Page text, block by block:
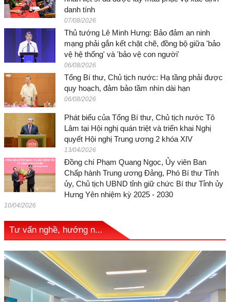
danh tính
07/08/2026
Thủ tướng Lê Minh Hưng: Bảo đảm an ninh
mạng phải gắn kết chặt chẽ, đồng bộ giữa 'bảo
vệ hệ thống' và 'bảo vệ con người'
06/08/2026
Tổng Bí thư, Chủ tịch nước: Hạ tầng phải được
quy hoạch, đảm bảo tầm nhìn dài hạn
06/08/2026
Phát biểu của Tổng Bí thư, Chủ tịch nước Tô
Lâm tại Hội nghị quán triệt và triển khai Nghị
quyết Hội nghị Trung ương 2 khóa XIV
13/04/2026
Đồng chí Phạm Quang Ngọc, Ủy viên Ban
Chấp hành Trung ương Đảng, Phó Bí thư Tỉnh
ủy, Chủ tịch UBND tỉnh giữ chức Bí thư Tỉnh ủy
Hưng Yên nhiệm kỳ 2025 - 2030
10/04/2026
Tư vấn nghề, hướng n...